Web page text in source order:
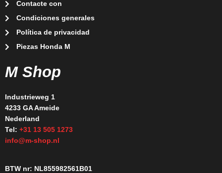
Contacte con
Condiciones generales
Política de privacidad
Piezas Honda M
M Shop
Industrieweg 1
4233 GA Ameide
Nederland
Tel: +31 13 505 1273
info@m-shop.nl
BTW nr: NL855982561B01